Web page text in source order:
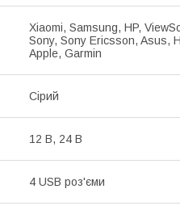
Xiaomi, Samsung, HP,
Sony, Sony Ericsson, Asus,
Apple, Garmin
Сірий
12 В, 24 В
4 USB роз'єми